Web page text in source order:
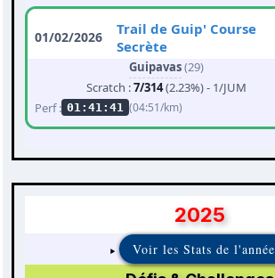
01/02/2026
Trail de Guip' Course
Secrète
Guipavas(29)
Scratch :7/314(2.23%) - 1/JUM
Perf : 01:41:41 (04:51/km)
2025
Voir les Stats de l'année